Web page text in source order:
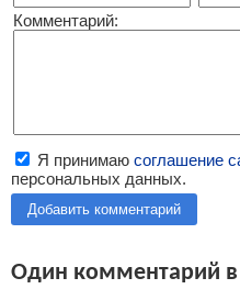
Комментарий:
Я принимаю соглашение
персональных данных.
Добавить комментарий
Один комментарий в